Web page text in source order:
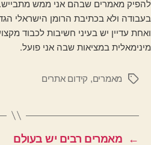
להפיק מאמרים שבהם אני ממש
בעבודה ולא בכתיבת הרומן הישראלי
ואחת עדיין יש בעיני חשיבות לכבוד
מינימאלית במציאות שבה אני פועל.
תגיותמאמרים, קידום אתרים
← מאמרים רבים יש בעולם